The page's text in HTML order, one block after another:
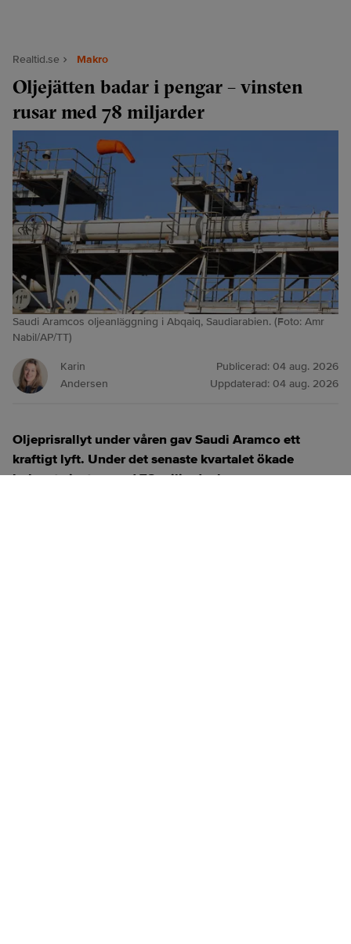
Realtid.se Makro
Oljejätten badar i pengar – vinsten
rusar med 78 miljarder
Saudi Aramcos oljeanläggning i Abqaiq, Saudiarabien. (Foto: Amr
Nabil/AP/TT)
Karin
Andersen
Publicerad: 04 aug. 2026
Uppdaterad: 04 aug. 2026
Oljeprisrallyt under våren gav Saudi Aramco ett
kraftigt lyft. Under det senaste kvartalet ökade
bolaget vinsten med 78 miljarder kronor.